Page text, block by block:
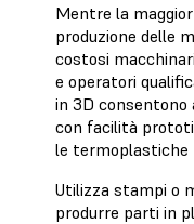
Mentre la
produzione delle
costosi
e operatori
in 3D consentono
con facilità
le termoplastiche
Utilizza stampi o
produrre parti in